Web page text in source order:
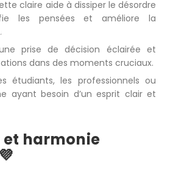
claire aide à dissiper le désordre
les pensées et améliore la
prise de décision éclairée et
dans des moments cruciaux.
étudiants, les professionnels ou
ayant besoin d’un esprit clair et
et harmonie